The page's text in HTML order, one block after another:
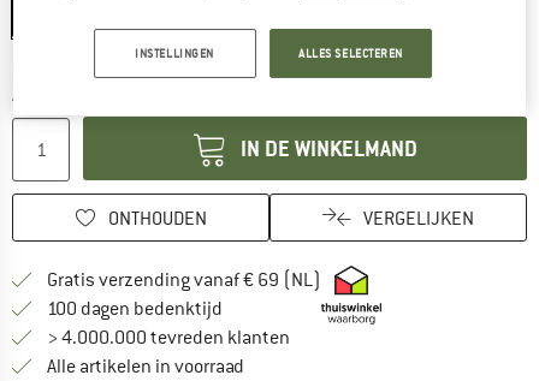
Aantal:
IN DE WINKELMAND
ONTHOUDEN VERGELIJKEN
Gratis verzending vanaf € 69 (NL) Vind hier de
100 dagen bedenktijd Vind de betalingsinformatie hier!
> 4.000.000 tevreden klanten
Alle artikelen in voorraad
INSTELLINGEN ALLES SELECTEREN